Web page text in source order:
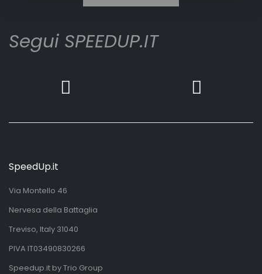
Segui SPEEDUP.IT
SpeedUp.it
Via Montello 46
Nervesa della Battaglia
Treviso, Italy 31040
PIVA IT03490830266
Speedup.it by Trio Group